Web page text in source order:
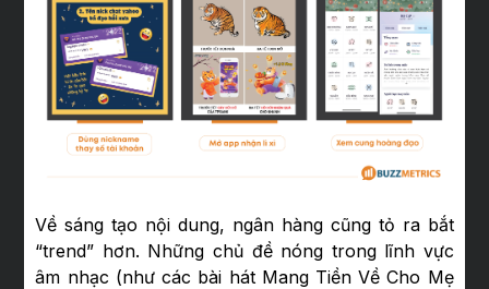
Về sáng tạo nội dung, ngân hàng cũng tỏ ra bắt
“trend” hơn. Những chủ đề nóng trong lĩnh vực
âm nhạc (như các bài hát Mang Tiền Về Cho Mẹ